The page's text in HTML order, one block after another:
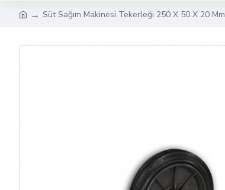
Süt Sağım Makinesi Tekerleği 250 X 50 X 20 Mm